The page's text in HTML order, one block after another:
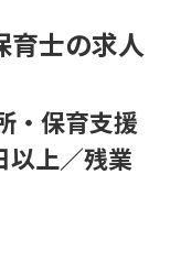
育士の求人
・保育支援
以上／残業